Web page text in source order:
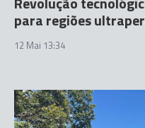
para regiões
12 Mai 13:34